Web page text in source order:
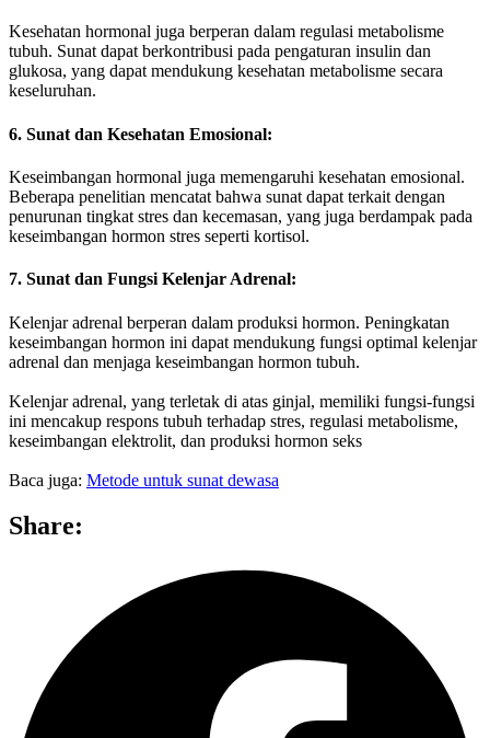
Kesehatan hormonal juga berperan dalam regulasi metabolisme
tubuh. Sunat dapat berkontribusi pada pengaturan insulin dan
glukosa, yang dapat mendukung kesehatan metabolisme secara
keseluruhan.
6. Sunat dan Kesehatan Emosional:
Keseimbangan hormonal juga memengaruhi kesehatan emosional.
Beberapa penelitian mencatat bahwa sunat dapat terkait dengan
penurunan tingkat stres dan kecemasan, yang juga berdampak pada
keseimbangan hormon stres seperti kortisol.
7. Sunat dan Fungsi Kelenjar Adrenal:
Kelenjar adrenal berperan dalam produksi hormon. Peningkatan
keseimbangan hormon ini dapat mendukung fungsi optimal kelenjar
adrenal dan menjaga keseimbangan hormon tubuh.
Kelenjar adrenal, yang terletak di atas ginjal, memiliki fungsi-fungsi
ini mencakup respons tubuh terhadap stres, regulasi metabolisme,
keseimbangan elektrolit, dan produksi hormon seks
Baca juga: Metode untuk sunat dewasa
Share: